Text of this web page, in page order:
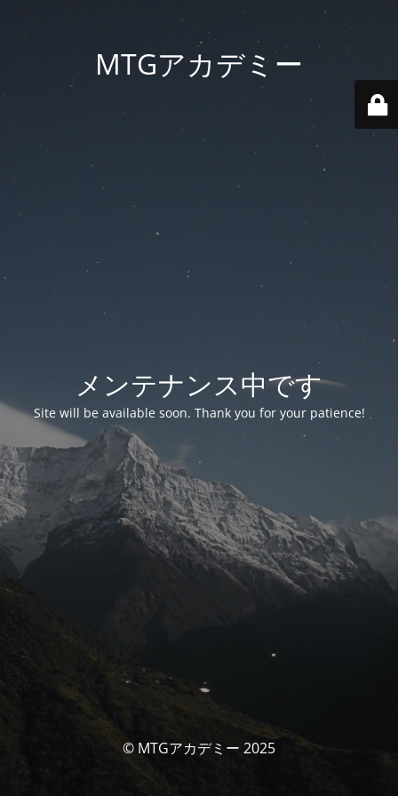
MTGアカデミー
メンテナンス中です
Site will be available soon. Thank you for your patience!
© MTGアカデミー 2025